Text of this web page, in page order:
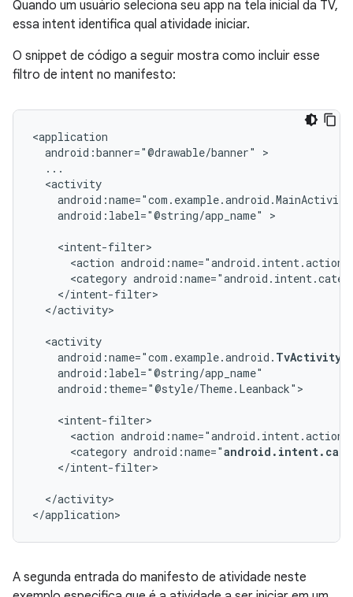
Quando um usuário seleciona seu app na tela inicial da TV,
essa intent identifica qual atividade iniciar.
O snippet de código a seguir mostra como incluir esse
filtro de intent no manifesto:
android:banner="@drawable/banner"
android:label="@string/app_name" >
<action
<category
</activity>
android:name="com.example.android. TvActivity
android:theme="@style/Theme.Leanback">
<action
<category android:name="
</intent-filter>
</activity>
</application>
A segunda entrada do manifesto de atividade neste